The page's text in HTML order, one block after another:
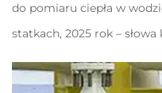
do pomiaru ciepła w
statkach, 2025 rok –
przepływomierzy:
statek USA, odporny na